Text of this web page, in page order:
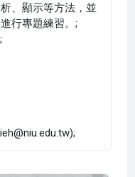
、顯示等方法，並
行專題練習。;